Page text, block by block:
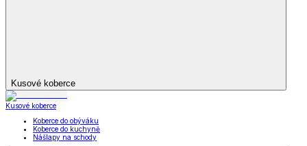
Kusové koberce
Kusové koberce
Koberce do obýváku
Koberce do kuchyně
Nášlapy na schody